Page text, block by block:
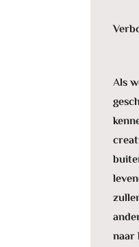
Als
naar